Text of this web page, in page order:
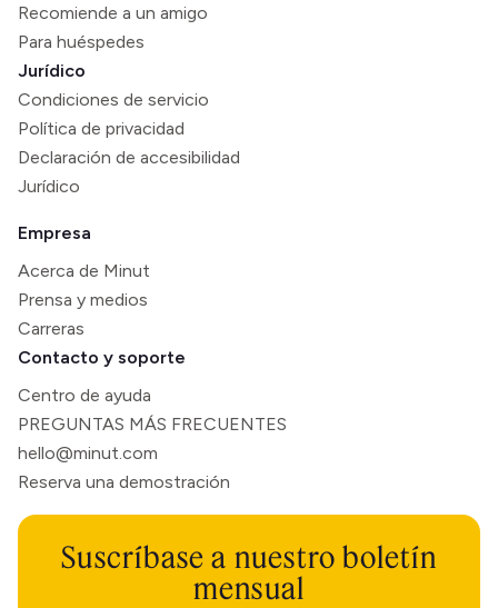
Recomiende a un amigo
Para huéspedes
Jurídico
Condiciones de servicio
Política de privacidad
Declaración de accesibilidad
Jurídico
Empresa
Acerca de Minut
Prensa y medios
Carreras
Contacto y soporte
Centro de ayuda
PREGUNTAS MÁS FRECUENTES
hello@minut.com
Reserva una demostración
Suscríbase a nuestro boletín
mensual